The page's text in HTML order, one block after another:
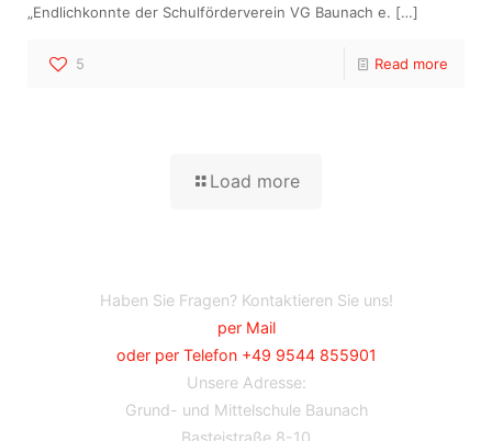
„Endlichkonnte der Schulförderverein VG Baunach e. […]
5 Read more
Load more
Haben Sie Fragen? Kontaktieren Sie uns!
per Mail
oder per Telefon +49 9544 855901
Unsere Adresse:
Grund- und Mittelschule Baunach
Basteistraße 8-10